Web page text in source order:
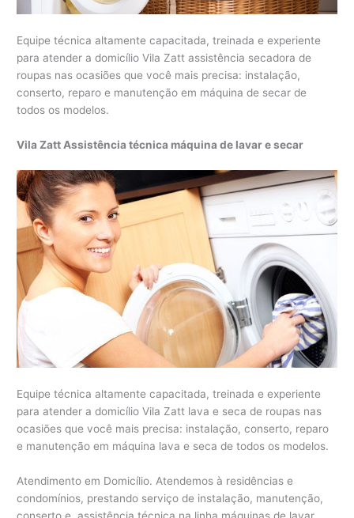
Equipe técnica altamente capacitada, treinada e experiente
para atender a domicílio Vila Zatt assistência secadora de
roupas nas ocasiões que você mais precisa: instalação,
conserto, reparo e manutenção em máquina de secar de
todos os modelos.
Vila Zatt Assistência técnica máquina de lavar e secar
Equipe técnica altamente capacitada, treinada e experiente
para atender a domicílio Vila Zatt lava e seca de roupas nas
ocasiões que você mais precisa: instalação, conserto, reparo
e manutenção em máquina lava e seca de todos os modelos.
Atendimento em Domicílio. Atendemos à residências e
condomínios, prestando serviço de instalação, manutenção,